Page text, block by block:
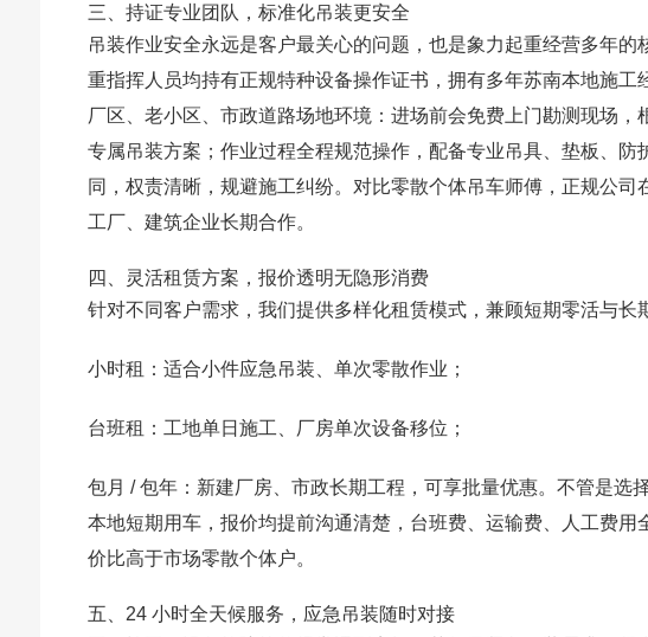
三、持证专业团队，标准化吊装更安全
吊装作业安全永远是客户最关心的问题，也是象力起重经营多年
重指挥人员均持有正规特种设备操作证书，拥有多年苏南本地施
厂区、老小区、市政道路场地环境：进场前会免费上门勘测现场，
专属吊装方案；作业过程全程规范操作，配备专业吊具、垫板、防
同，权责清晰，规避施工纠纷。对比零散个体吊车师傅，正规公
工厂、建筑企业长期合作。
四、灵活租赁方案，报价透明无隐形消费
针对不同客户需求，我们提供多样化租赁模式，兼顾短期零活与长
小时租：适合小件应急吊装、单次零散作业；
台班租：工地单日施工、厂房单次设备移位；
包月 / 包年：新建厂房、市政长期工程，可享批量优惠。不管是选
本地短期用车，报价均提前沟通清楚，台班费、运输费、人工费用
价比高于市场零散个体户。
五、24 小时全天候服务，应急吊装随时对接